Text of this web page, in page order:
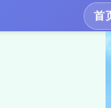
首